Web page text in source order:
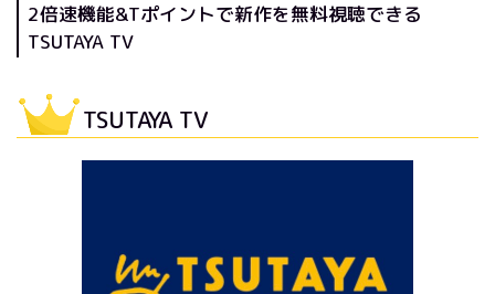
2倍速機能&Tポイントで新作を無料視聴できる
TSUTAYA TV
TSUTAYA TV